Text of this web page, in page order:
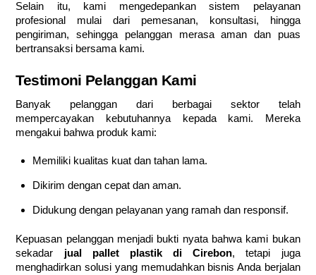
Selain itu, kami mengedepankan sistem pelayanan
profesional mulai dari pemesanan, konsultasi, hingga
pengiriman, sehingga pelanggan merasa aman dan puas
bertransaksi bersama kami.
Testimoni Pelanggan Kami
Banyak pelanggan dari berbagai sektor telah
mempercayakan kebutuhannya kepada kami. Mereka
mengakui bahwa produk kami:
Memiliki kualitas kuat dan tahan lama.
Dikirim dengan cepat dan aman.
Didukung dengan pelayanan yang ramah dan responsif.
Kepuasan pelanggan menjadi bukti nyata bahwa kami bukan
sekadar jual pallet plastik di Cirebon, tetapi juga
menghadirkan solusi yang memudahkan bisnis Anda berjalan